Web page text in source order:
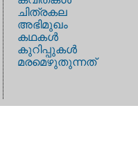
ചിത്രകല
അഭിമുഖം
കഥകള്‍
കുറിപ്പുകള്‍
മരമെഴുതുന്നത്